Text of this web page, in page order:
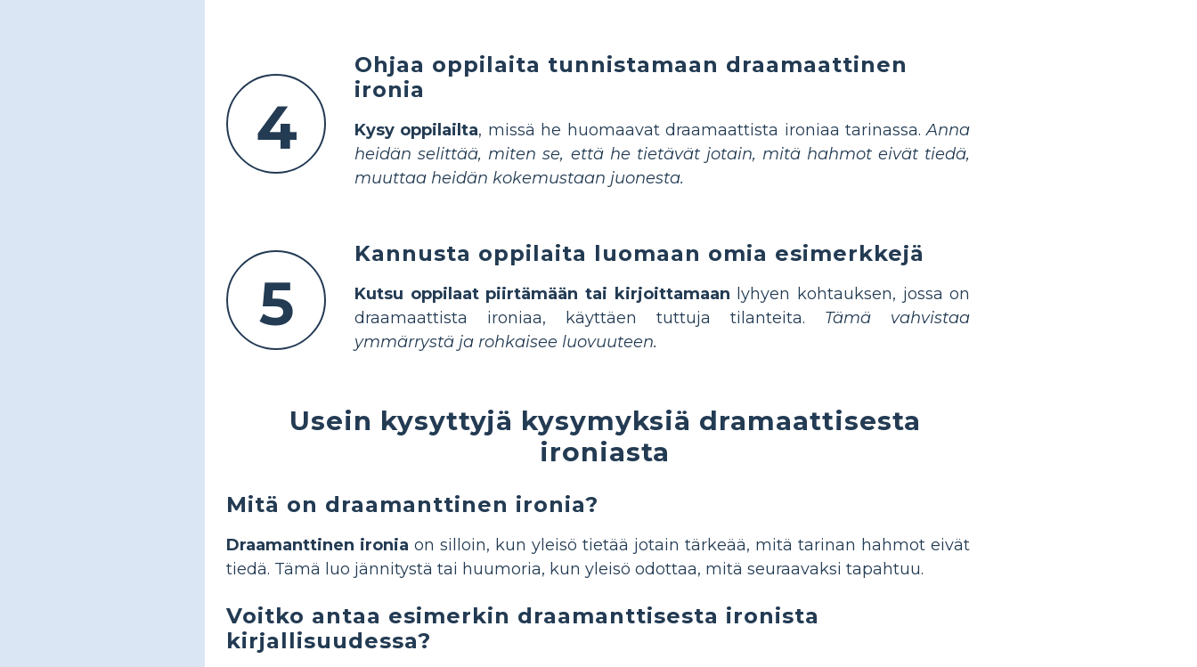
4
Ohjaa oppilaita tunnistamaan draamaattinen
ironia
Kysy oppilailta, missä he huomaavat draamaattista ironiaa tarinassa.Anna
heidän selittää, miten se, että he tietävät jotain, mitä hahmot eivät tiedä,
muuttaa heidän kokemustaan juonesta.
5
Kannusta oppilaita luomaan omia esimerkkejä
Kutsu oppilaat piirtämään tai kirjoittamaan lyhyen kohtauksen, jossa on
draamaattista ironiaa, käyttäen tuttuja tilanteita. Tämä vahvistaa
ymmärrystä ja rohkaisee luovuuteen.
Usein kysyttyjä kysymyksiä dramaattisesta
ironiasta
Mitä on draamanttinen ironia?
Draamanttinen ironia on silloin, kun yleisö tietää jotain tärkeää, mitä tarinan hahmot eivät
tiedä. Tämä luo jännitystä tai huumoria, kun yleisö odottaa, mitä seuraavaksi tapahtuu.
Voitko antaa esimerkin draamanttisesta ironista
kirjallisuudessa?